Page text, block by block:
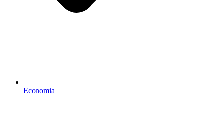
Economia